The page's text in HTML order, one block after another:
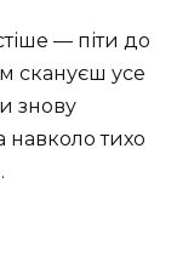
— піти до
скануєш усе
знову
навколо тихо